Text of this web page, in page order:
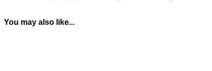
You may also like...